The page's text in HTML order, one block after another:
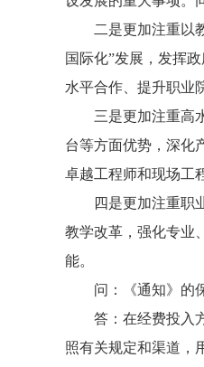
二是更加注重以
国际化”发展，发挥
水平合作、提升职业
三是更加注重高
台等方面优势，深化
卓越工程师和现场工
四是更加注重职
教学改革，强化专业
能。
问：《通知》的
答：在经费投入
照有关规定和渠道，